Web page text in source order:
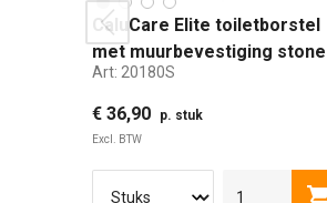
CaluCare Elite toiletborstel
met muurbevestiging stone
Art: 20180S
€ 36,90 p. stuk
Excl. BTW
prev